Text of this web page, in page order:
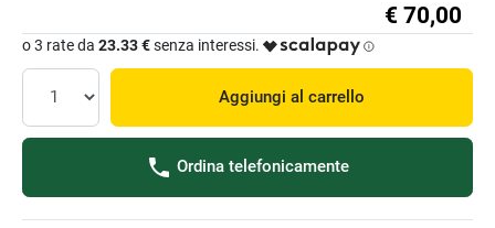
€ 70,00
o 3 rate da 23.33 €senza interessi.
Aggiungi al carrello
Ordina telefonicamente